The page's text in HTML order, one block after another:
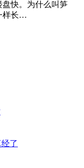
快。为什么叫笋
样长…
了